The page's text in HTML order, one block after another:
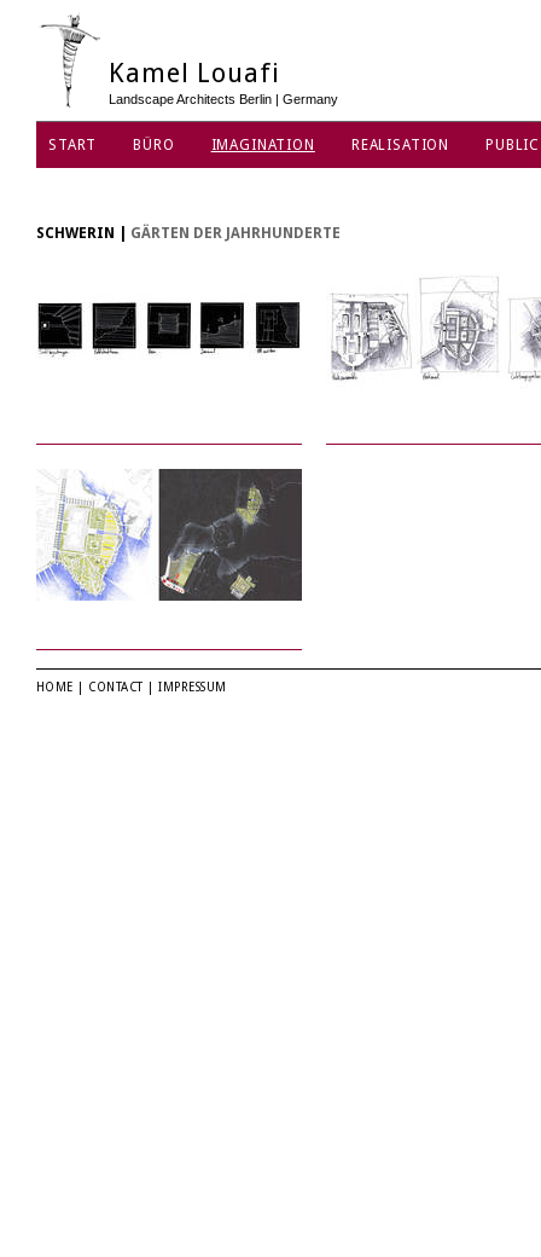
Kamel Louafi
Landscape Architects Berlin | Germany
START BÜRO IMAGINATION REALISATION
SCHWERIN GÄRTEN DER JAHRHUNDERTE
HOME CONTACT |IMPRESSUM